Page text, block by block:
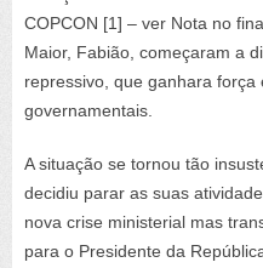
COPCON [1] – ver Nota no
Maior, Fabião, começaram a
repressivo, que ganhara força
governamentais.
A situação se tornou tão
decidiu parar as suas
nova crise ministerial mas
para o Presidente da